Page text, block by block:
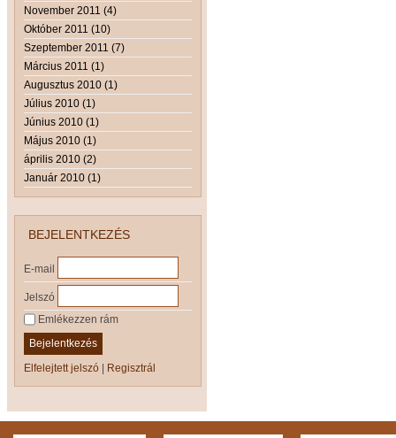
November 2011 (4)
Október 2011 (10)
Szeptember 2011 (7)
Március 2011 (1)
Augusztus 2010 (1)
Július 2010 (1)
Június 2010 (1)
Május 2010 (1)
április 2010 (2)
Január 2010 (1)
BEJELENTKEZÉS
E-mail
Jelszó
Emlékezzen rám
Bejelentkezés
Elfelejtett jelszó | Regisztrál